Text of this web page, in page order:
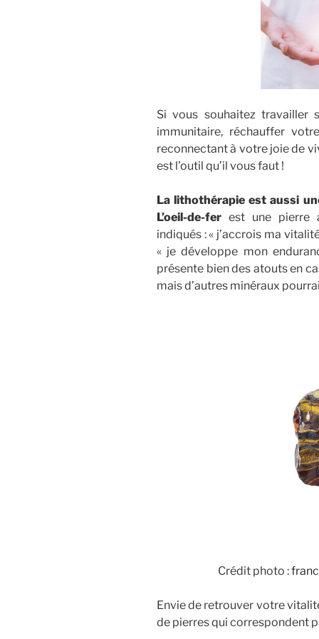
Si vous souhaitez travailler
immunitaire, réchauffer
reconnectant à votre joie de
est l’outil qu’il vous faut !
La lithothérapie est aussi
L’oeil-de-ferest une pierre
indiqués : « j’accrois ma
« je développe mon
présente bien des atouts en
mais d’autres minéraux
Crédit photo :
Envie de retrouver votre
de pierres qui correspondent